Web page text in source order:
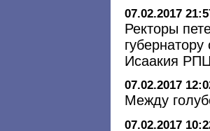
07.02.2017
Ректоры
Исаакия
07.02.2017
Между
07.02.2017